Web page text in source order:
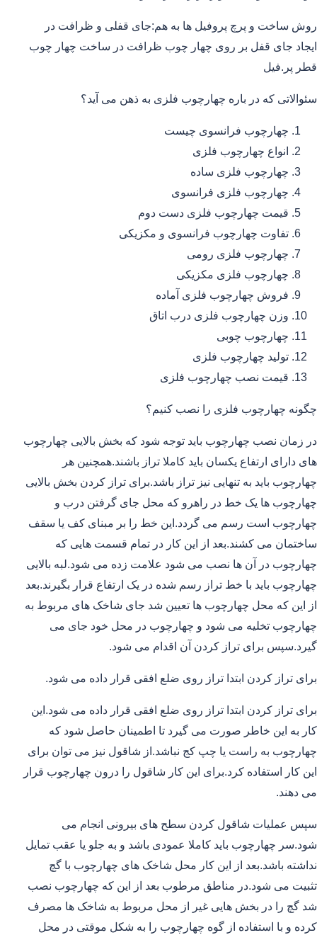
روش ساخت و پرچ پروفیل ها به هم:جای قفلی و ظرافت در
ایجاد جای قفل بر روی چهار چوب ظرافت در ساخت چهار چوب
قطر پر.فیل
سئوالاتی که در باره چهارچوب فلزی به ذهن می آید؟
چهارچوب فرانسوی چیست
انواع چهارچوب فلزی
چهارچوب فلزی ساده
چهارچوب فلزی فرانسوی
قیمت چهارچوب فلزی دست دوم
تفاوت چهارچوب فرانسوی و مکزیکی
چهارچوب فلزی رومی
چهارچوب فلزی مکزیکی
فروش چهارچوب فلزی آماده
وزن چهارچوب فلزی درب اتاق
چهارچوب چوبی
تولید چهارچوب فلزی
قیمت نصب چهارچوب فلزی
چگونه چهارچوب فلزی را نصب کنیم؟
در زمان نصب چهارچوب باید توجه شود که بخش بالایی چهارچوب
های دارای ارتفاع یکسان باید کاملا تراز باشند.همچنین هر
چهارچوب باید به تنهایی نیز تراز باشد.برای تراز کردن بخش بالایی
چهارچوب ها یک خط در راهرو که محل جای گرفتن درب و
چهارچوب است رسم می گردد.این خط را بر مبنای کف یا سقف
ساختمان می کشند.بعد از این کار در تمام قسمت هایی که
چهارچوب در آن ها نصب می شود علامت زده می شود.لبه بالایی
چهارچوب باید با خط تراز رسم شده در یک ارتفاع قرار بگیرند.بعد
از این که محل چهارچوب ها تعیین شد جای شاخک های مربوط به
چهارچوب تخلیه می شود و چهارچوب در محل خود جای می
گیرد.سپس برای تراز کردن آن اقدام می شود.
برای تراز کردن ابتدا تراز روی ضلع افقی قرار داده می شود.
برای تراز کردن ابتدا تراز روی ضلع افقی قرار داده می شود.این
کار به این خاطر صورت می گیرد تا اطمینان حاصل شود که
چهارچوب به راست یا چپ کج نباشد.از شاقول نیز می توان برای
این کار استفاده کرد.برای این کار شاقول را درون چهارچوب قرار
می دهند.
سپس عملیات شاقول کردن سطح های بیرونی انجام می
شود.سر چهارچوب باید کاملا عمودی باشد و به جلو یا عقب تمایل
نداشته باشد.بعد از این کار محل شاخک های چهارچوب با گچ
تثبیت می شود.در مناطق مرطوب بعد از این که چهارچوب نصب
شد گچ را در بخش هایی غیر از محل مربوط به شاخک ها مصرف
کرده و با استفاده از گوه چهارچوب را به شکل موقتی در محل